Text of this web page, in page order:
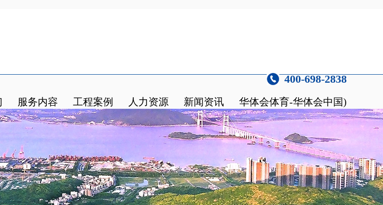
400-698-2838
服务内容 工程案例 人力资源 新闻资讯 华体会体育-华体会中国)